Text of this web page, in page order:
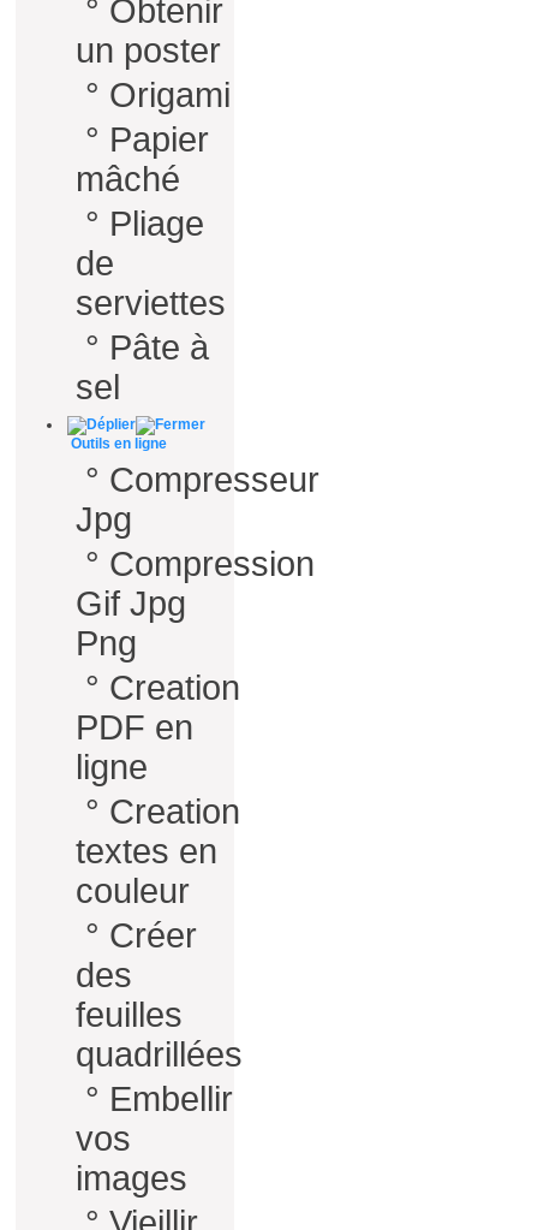
° Obtenir
un poster
° Origami
° Papier
mâché
° Pliage
de
serviettes
° Pâte à
sel
Outils en ligne
° Compresseur
Jpg
° Compression
Gif Jpg
Png
° Creation
PDF en
ligne
° Creation
textes en
couleur
° Créer
des
feuilles
quadrillées
° Embellir
vos
images